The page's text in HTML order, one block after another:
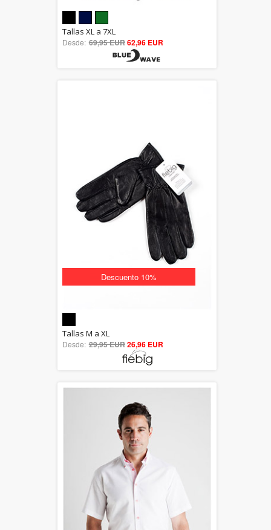
5.00
out of 5
Tallas XL a 7XL
Desde: 69,95 EUR62,96 EUR
Descuento 10%
out of 5
Tallas M a XL
Desde: 29,95 EUR26,96 EUR